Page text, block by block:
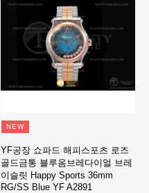
NEW
YF공장 쇼파드 해피스포츠 로즈
골드금통 블루옴브레다이얼 브레
이슬릿 Happy Sports 36mm
RG/SS Blue YF A2891